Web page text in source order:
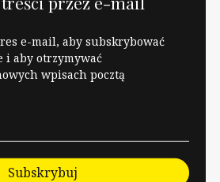
e-mail, aby subskrybować
i aby otrzymywać
wpisach pocztą
Subskrybuj